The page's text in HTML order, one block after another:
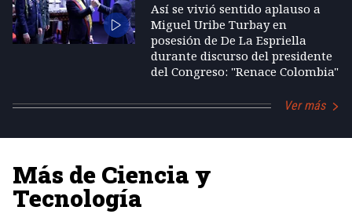
Así se vivió sentido aplauso a
Miguel Uribe Turbay en
posesión de De La Espriella
durante discurso del presidente
del Congreso: "Renace Colombia"
Ver más
Más de Ciencia y
Tecnología